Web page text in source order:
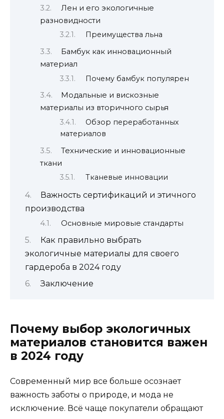
Лен и его экологичные
разновидности
Преимущества льна
Бамбук как инновационный
материал
Почему бамбук популярен
Модальные и вискозные
материалы из вторичного сырья
Обзор переработанных
материалов
Технические и инновационные
ткани
Тканевые инновации
Важность сертификаций и этичного
производства
Основные мировые стандарты
Как правильно выбрать
экологичные материалы для своего
гардероба в 2024 году
Заключение
Почему выбор экологичных
материалов становится важен
в 2024 году
Современный мир все больше осознает
важность заботы о природе, и мода не
исключение. Всё чаще покупатели обращают